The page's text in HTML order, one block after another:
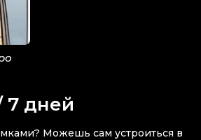
7 дней
Можешь сам устроиться в